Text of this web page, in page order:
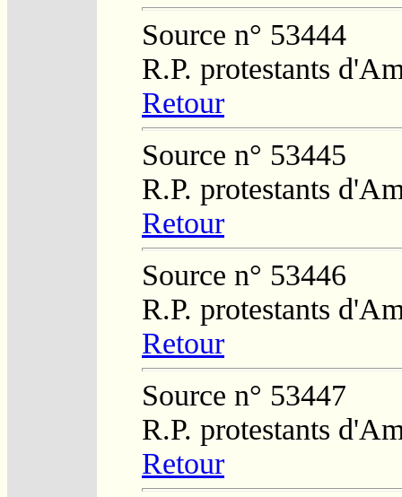
Source n° 53444
R.P. protestants
Retour
Source n° 53445
R.P. protestants
Retour
Source n° 53446
R.P. protestants
Retour
Source n° 53447
R.P. protestants
Retour